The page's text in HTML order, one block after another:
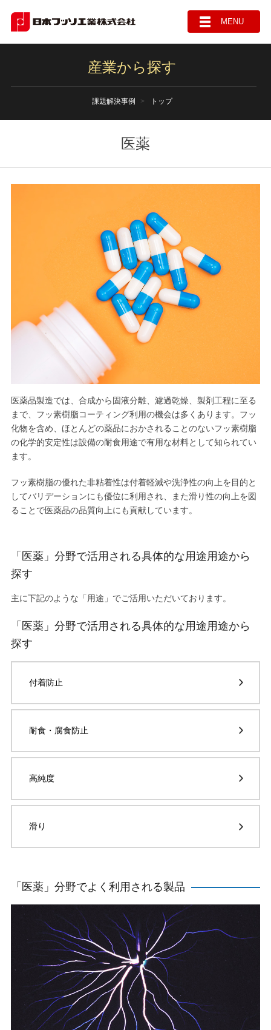
MENU
産業から探す
課題解決事例 トップ
医薬
医薬品製造では、合成から固液分離、濾過乾燥、製剤工程に至る
まで、フッ素樹脂コーティング利用の機会は多くあります。フッ
化物を含め、ほとんどの薬品におかされることのないフッ素樹脂
の化学的安定性は設備の耐食用途で有用な材料として知られてい
ます。
フッ素樹脂の優れた非粘着性は付着軽減や洗浄性の向上を目的と
してバリデーションにも優位に利用され、また滑り性の向上を図
ることで医薬品の品質向上にも貢献しています。
「医薬」分野で活用される具体的な用途用途から
探す
主に下記のような「用途」でご活用いただいております。
「医薬」分野で活用される具体的な用途用途から
探す
付着防止
耐食・腐食防止
高純度
滑り
「医薬」分野でよく利用される製品